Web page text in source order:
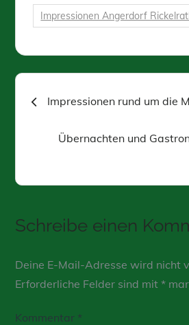
Impressionen Angerdorf
Impressionen rund um die
Übernachten und
Schreibe einen
Deine E-Mail-Adresse wird nicht
Erforderliche Felder sind mit*
Kommentar *